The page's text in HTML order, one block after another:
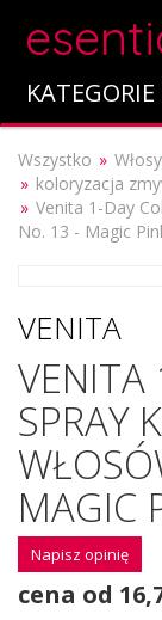
KATEGORIE
Wszystko Włosy
koloryzacja
Venita 1-Day
No. 13 - Magic
VENITA
VENITA
SPRAY
MAGIC
Napisz opinię
cena od